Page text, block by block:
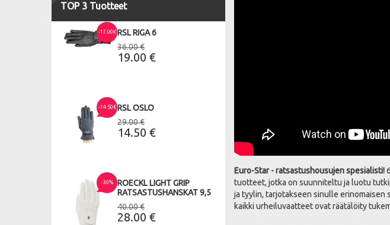
TOP 3 Tuotteet
-17.00€ RSL RIGA 6
36.00 €
19.00 €
-14.50€ RSL OSLO
29.00 €
14.50 €
-30%
ROECKL LIGHT GRIP
RATSASTUSHANSKAT 9,5
40.00 €
28.00 €
Euro-Star - ratsastushousujen spesialisti!
tuotteet, jotka on suunniteltu ja luotu
ja tyylin, tarjotakseen sinulle erinomaisen
kaikki urheiluvaatteet ovat räätälöity